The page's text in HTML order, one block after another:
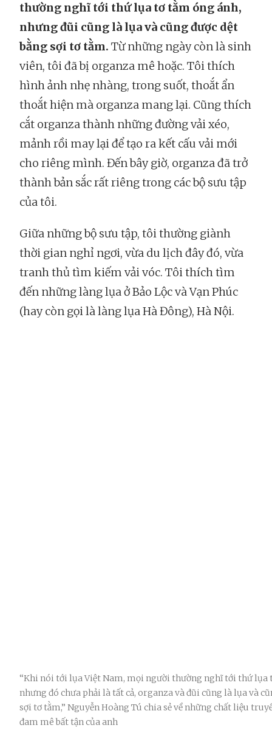
thường nghĩ tới thứ lụa tơ tằm óng ánh,
nhưng đũi cũng là lụa và cũng được dệt
bằng sợi tơ tằm. Từ những ngày còn là sinh
viên, tôi đã bị organza mê hoặc. Tôi thích
hình ảnh nhẹ nhàng, trong suốt, thoắt ẩn
thoắt hiện mà organza mang lại. Cũng thích
cắt organza thành những đường vải xéo,
mảnh rồi may lại để tạo ra kết cấu vải mới
cho riêng mình. Đến bây giờ, organza đã trở
thành bản sắc rất riêng trong các bộ sưu tập
của tôi.
Giữa những bộ sưu tập, tôi thường giành
thời gian nghỉ ngơi, vừa du lịch đây đó, vừa
tranh thủ tìm kiếm vải vóc. Tôi thích tìm
đến những làng lụa ở Bảo Lộc và Vạn Phúc
(hay còn gọi là làng lụa Hà Đông), Hà Nội.
“Khi nói tới lụa Việt Nam, mọi người thường nghĩ tới thứ lụa
nhưng đó chưa phải là tất cả, organza và đũi cũng là lụa và
sợi tơ tằm,” Nguyễn Hoàng Tú chia sẻ về những chất liệu
đam mê bất tận của anh